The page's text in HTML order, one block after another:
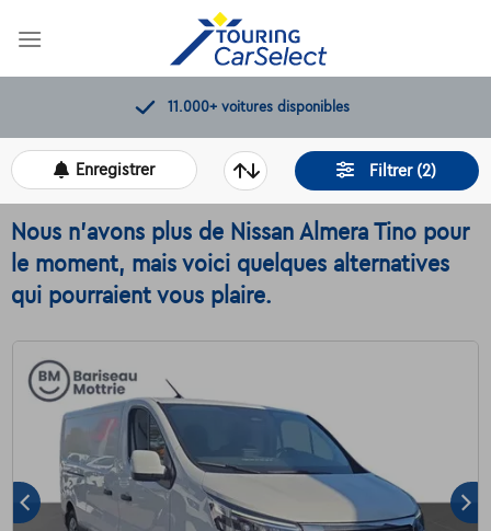
11.000+ voitures disponibles
Filtrer (2)
Enregistrer
Nous n'avons plus de Nissan Almera Tino pour
le moment, mais voici quelques alternatives
qui pourraient vous plaire.